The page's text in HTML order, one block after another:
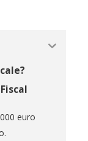
euro